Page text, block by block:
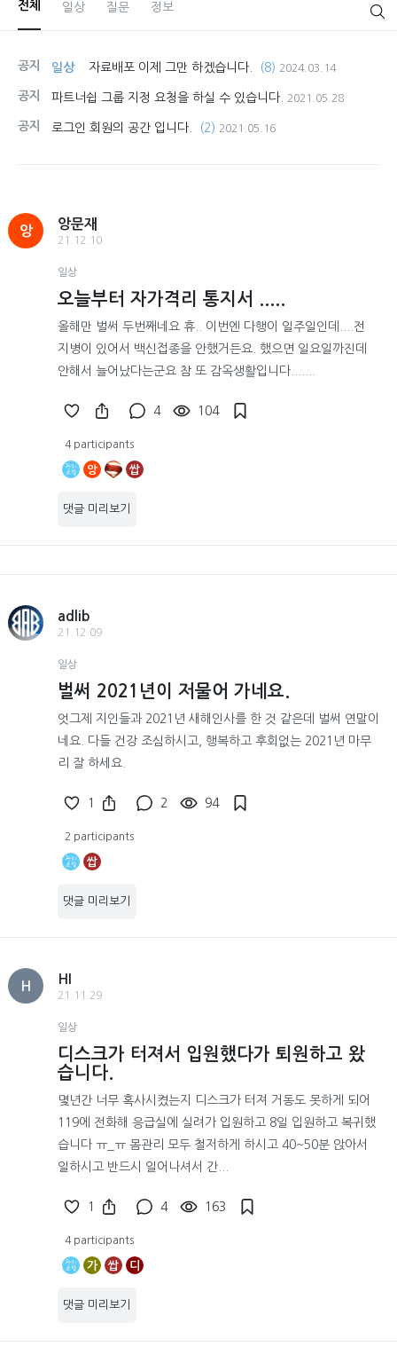
전체 일상 질문 정보
공지 일상 자료배포 이제 그만 하겠습니다. (8) 2024.03.14
공지 파트너쉽 그룹 지정 요청을 하실 수 있습니다. 2021.05.28
공지 로그인 회원의 공간 입니다. (2) 2021.05.16
앙
앙문재
21.12.10
일상
오늘부터 자가격리 통지서 .....
올해만 벌써 두번째네요 휴.. 이번엔 다행이 일주일인데....전
지병이 있어서 백신접종을 안했거든요. 했으면 일요일까진데
안해서 늘어났다는군요 참 또 감옥생활입니다.......
4 104
4 participants
앙 쌉
댓글 미리보기
adlib
21.12.09
일상
벌써 2021년이 저물어 가네요.
엇그제 지인들과 2021년 새해인사를 한 것 같은데 벌써 연말이
네요. 다들 건강 조심하시고, 행복하고 후회없는 2021년 마무
리 잘 하세요.
1 2 94
2 participants
쌉
댓글 미리보기
H
HI
21.11.29
일상
디스크가 터져서 입원했다가 퇴원하고 왔
습니다.
몇년간 너무 혹사시켰는지 디스크가 터져 거동도 못하게 되어
119에 전화해 응급실에 실려가 입원하고 8일 입원하고 복귀했
습니다 ㅠ_ㅠ 몸관리 모두 철저하게 하시고 40~50분 앉아서
일하시고 반드시 일어나셔서 간...
1 4 163
4 participants
가 쌉 디
댓글 미리보기